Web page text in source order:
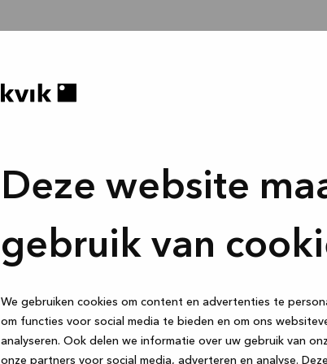
Deze website
gebruik van
We gebruiken cookies om content en advertenties te
om functies voor social media te bieden en om ons
analyseren. Ook delen we informatie over uw gebruik van
onze partners voor social media, adverteren en analyse.